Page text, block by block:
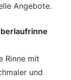
Angebote.
Rinne mit
und